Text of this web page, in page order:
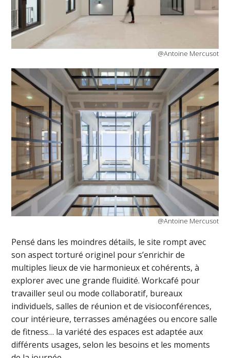
@Antoine Mercusot
@Antoine Mercusot
Pensé dans les moindres détails, le site rompt avec
son aspect torturé originel pour s’enrichir de
multiples lieux de vie harmonieux et cohérents, à
explorer avec une grande fluidité. Workcafé pour
travailler seul ou mode collaboratif, bureaux
individuels, salles de réunion et de visioconférences,
cour intérieure, terrasses aménagées ou encore salle
de fitness… la variété des espaces est adaptée aux
différents usages, selon les besoins et les moments